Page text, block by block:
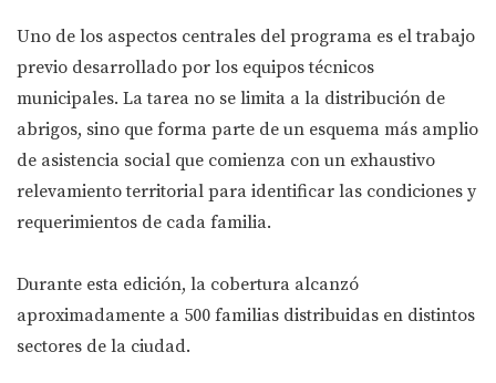
Uno de los aspectos centrales del programa es el trabajo
previo desarrollado por los equipos técnicos
municipales. La tarea no se limita a la distribución de
abrigos, sino que forma parte de un esquema más amplio
de asistencia social que comienza con un exhaustivo
relevamiento territorial para identificar las condiciones y
requerimientos de cada familia.
Durante esta edición, la cobertura alcanzó
aproximadamente a 500 familias distribuidas en distintos
sectores de la ciudad.